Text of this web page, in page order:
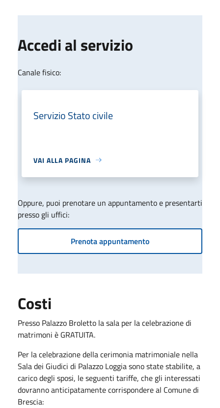
Accedi al servizio
Canale fisico:
Servizio Stato civile
VAI ALLA PAGINA
Oppure, puoi prenotare un appuntamento e presentarti
presso gli uffici:
Prenota appuntamento
Costi
Presso Palazzo Broletto la sala per la celebrazione di
matrimoni è GRATUITA.
Per la celebrazione della cerimonia matrimoniale nella
Sala dei Giudici di Palazzo Loggia sono state stabilite, a
carico degli sposi, le seguenti tariffe, che gli interessati
dovranno anticipatamente corrispondere al Comune di
Brescia: